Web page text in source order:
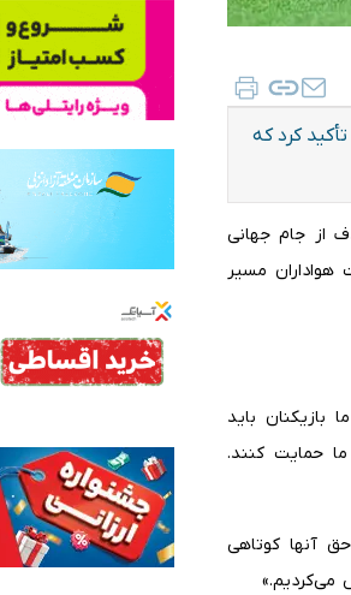
از هواداران تأکید کرد که
۲ بر یک برابر برزیل و حذف از جام جهانی
هواداران مسیر
بازیکنان باید
حمایت کنند.
آنها کوتاهی
می‌کردیم.»